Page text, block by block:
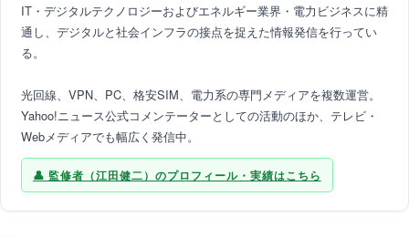
IT・デジタルテクノロジーおよびエネルギー業界・電力ビジネスに精
通し、デジタルと社会インフラの接点を捉えた情報発信を行ってい
る。
光回線、VPN、PC、格安SIM、電力系の専門メディアを複数運営。
Yahoo!ニュース公式コメンテーターとしての活動のほか、テレビ・
Webメディアでも幅広く発信中。
監修者（江田健二）のプロフィール・実績はこちら